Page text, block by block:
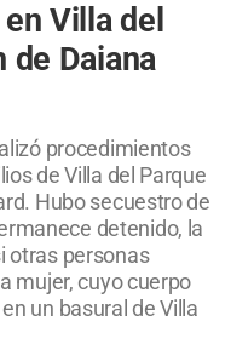
Villa del
de Daiana
procedimientos
de Villa del Parque
Hubo secuestro de
detenido, la
otras personas
mujer, cuyo cuerpo
un basural de Villa